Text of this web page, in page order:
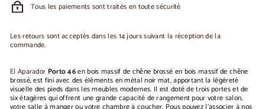
Tous les paiements sont traités en toute sécurité
Les retours sont acceptés dans les 14 jours suivant la réception de la
commande.
El Aparador Porto 46en bois massif de chêne brossé en bois massif de chêne
brossé, est fini avec des éléments en métal noir mat, apportant la légèreté
visuelle des pieds dans les meubles modernes. Il est doté de trois portes et de
six étagères qui offrent une grande capacité de rangement pour votre salon,
votre salle à manger ou votre chambre à coucher. Pous pouvez l'associer à nos